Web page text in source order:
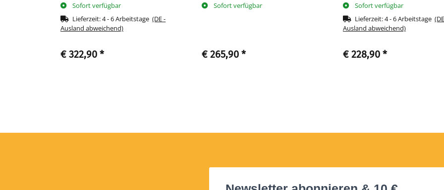
Sofort verfügbar
Lieferzeit:4 - 6 Arbeitstage(DE -
Ausland abweichend)
€ 322,90 *
Sofort verfügbar
€ 265,90 *
Sofort verfügbar
Lieferzeit:4 - 6 Arbeitstage
Ausland abweichend)
€ 228,90 *